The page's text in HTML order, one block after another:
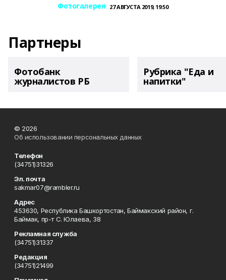
Фотогалерея 27 АВГУСТА 2019, 19:50
Партнеры
Фотобанк
журналистов РБ
Рубрика "Еда и
напитки"
© 2026
Об использовании персональных данных
Телефон
(34751)31326
Эл. почта
sakmar07@rambler.ru
Адрес
453630, Республика Башкортостан, Баймакский район, г.
Баймак, пр-т С. Юлаева, 38
Рекламная служба
(34751)31337
Редакция
(34751)21499